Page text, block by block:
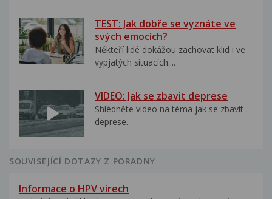
TEST: Jak dobře se vyznáte ve
svých emocích?
Někteří lidé dokážou zachovat klid i ve
vypjatých situacích....
VIDEO: Jak se zbavit deprese
Shlédněte video na téma jak se zbavit
deprese..
SOUVISEJÍCÍ DOTAZY Z PORADNY
Informace o HPV virech